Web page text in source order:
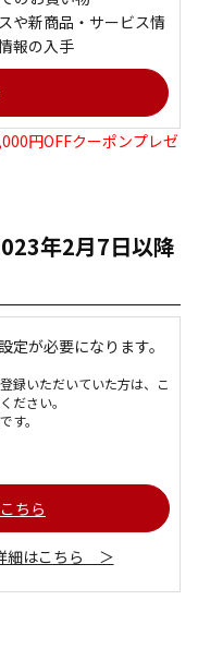
や新商品・サービス情
報の入手
円OFFクーポンプレゼ
年2月7日以降
が必要になります。
録いただいていた方は、こ
ださい。
す。
ちら
細はこちら ＞